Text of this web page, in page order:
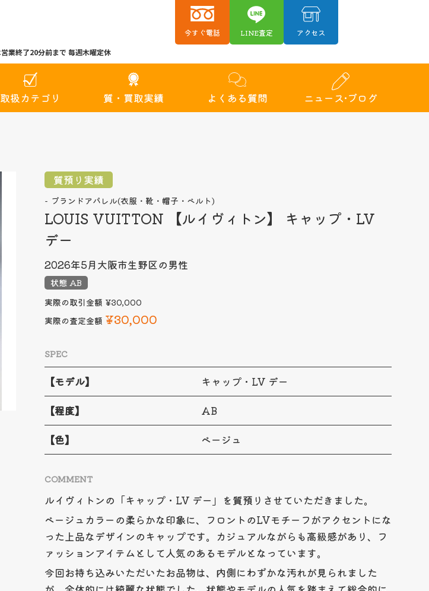
業終了20分前まで 毎週木曜定休
今すぐ電話 LINE査定 アクセス
取扱カテゴリ 質・買取実績 よくある質問 ニュース•ブログ
質預り実績
ブランドアパレル(衣服・靴・帽子・ベルト)
LOUIS VUITTON 【ルイヴィトン】 キャップ・LV
デー
2026年5月 大阪市生野区の男性
状態 AB
実際の取引金額 ¥30,000
実際の査定金額 ¥30,000
SPEC
【モデル】
キャップ・LV デー
【程度】
AB
【色】
ベージュ
COMMENT
ルイヴィトンの「キャップ・LV デー」を質預りさせていただきました。
ベージュカラーの柔らかな印象に、フロントのLVモチーフがアクセントにな
った上品なデザインのキャップです。カジュアルながらも高級感があり、フ
ァッションアイテムとして人気のあるモデルとなっています。
今回お持ち込みいただいたお品物は、内側にわずかな汚れが見られました